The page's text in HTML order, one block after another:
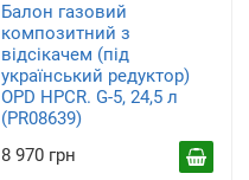
Балон газовий
композитний з
відсікачем (під
український редуктор)
OPD HPCR. G-5, 24,5 л
(PR08639)
8 970 грн